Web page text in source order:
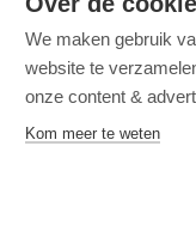
E17: 1,5km
lijnen 49,497: 42m
We maken gebruik
website te
onze content &
Kom meer te weten